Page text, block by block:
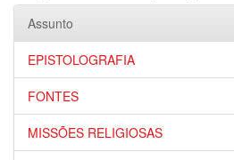
Assunto
EPISTOLOGRAFIA
FONTES
MISSÕES RELIGIOSAS